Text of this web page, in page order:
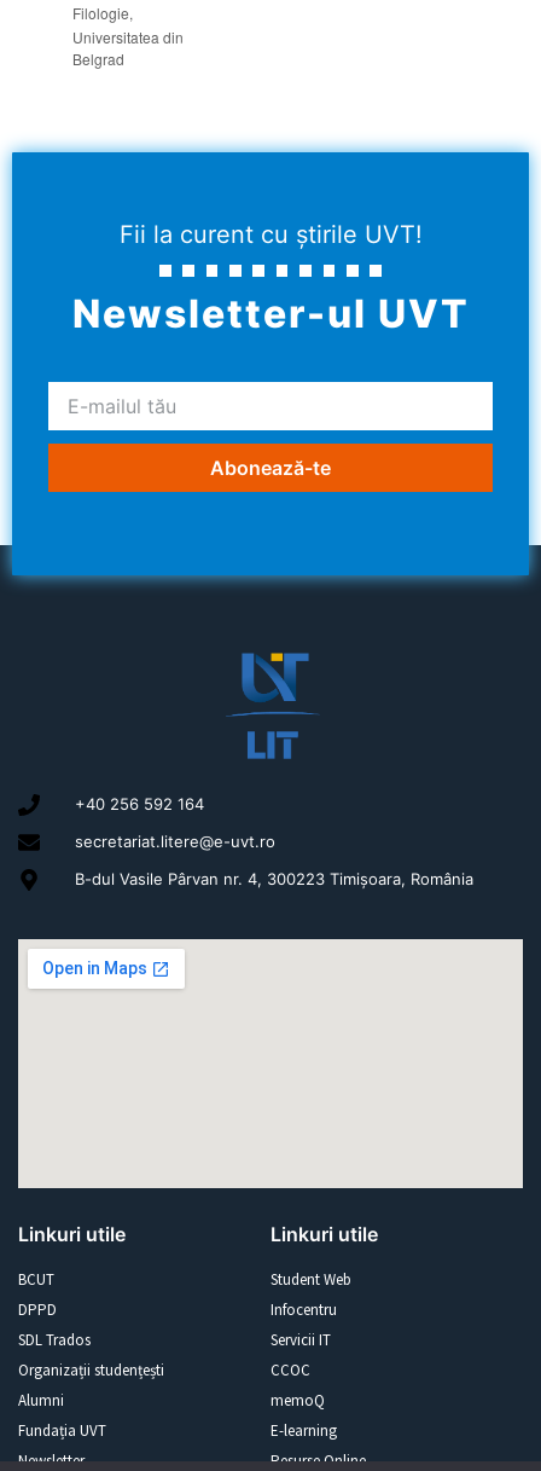
Filologie,
Universitatea din
Belgrad
Fii la curent cu știrile UVT!
Newsletter-ul UVT
Abonează-te
+40 256 592 164
secretariat.litere@e-uvt.ro
B-dul Vasile Pârvan nr. 4, 300223 Timișoara, România
Linkuri utile
BCUT
DPPD
SDL Trados
Organizații studențești
Alumni
Fundația UVT
Newsletter
Linkuri utile
Student Web
Infocentru
Servicii IT
CCOC
memoQ
E-learning
Resurse Online